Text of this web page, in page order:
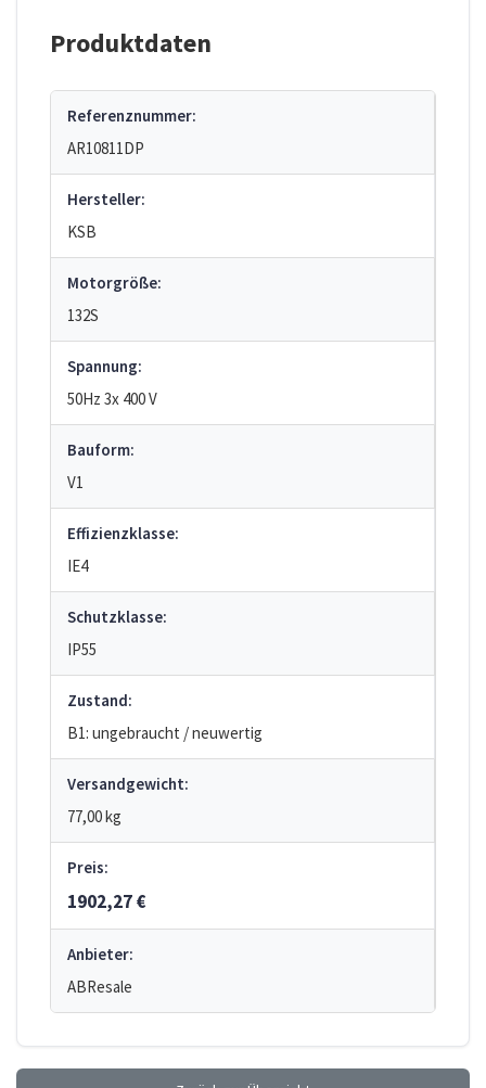
Produktdaten
Referenznummer:
AR10811DP
Hersteller:
KSB
Motorgröße:
132S
Spannung:
50Hz 3x 400 V
Bauform:
V1
Effizienzklasse:
IE4
Schutzklasse:
IP55
Zustand:
B1: ungebraucht / neuwertig
Versandgewicht:
77,00 kg
Preis:
1902,27 €
Anbieter:
ABResale